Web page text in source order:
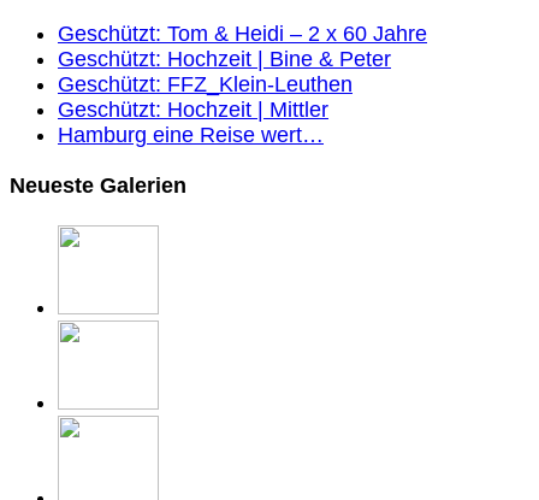
Geschützt: Tom & Heidi – 2 x 60 Jahre
Geschützt: Hochzeit | Bine & Peter
Geschützt: FFZ_Klein-Leuthen
Geschützt: Hochzeit | Mittler
Hamburg eine Reise wert…
Neueste Galerien